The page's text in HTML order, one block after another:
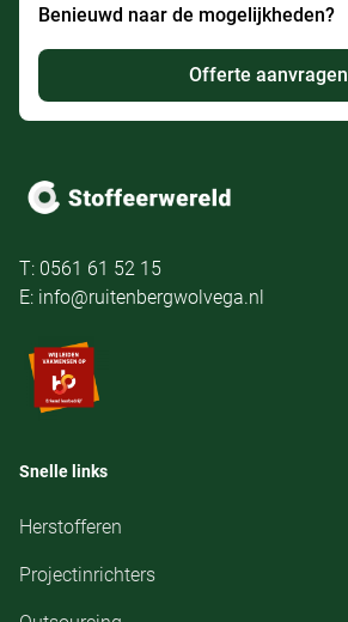
Benieuwd naar de mogelijkheden?
Offerte aanvragen
T: 0561 61 52 15
E: info@ruitenbergwolvega.nl
Snelle links
Herstofferen
Projectinrichters